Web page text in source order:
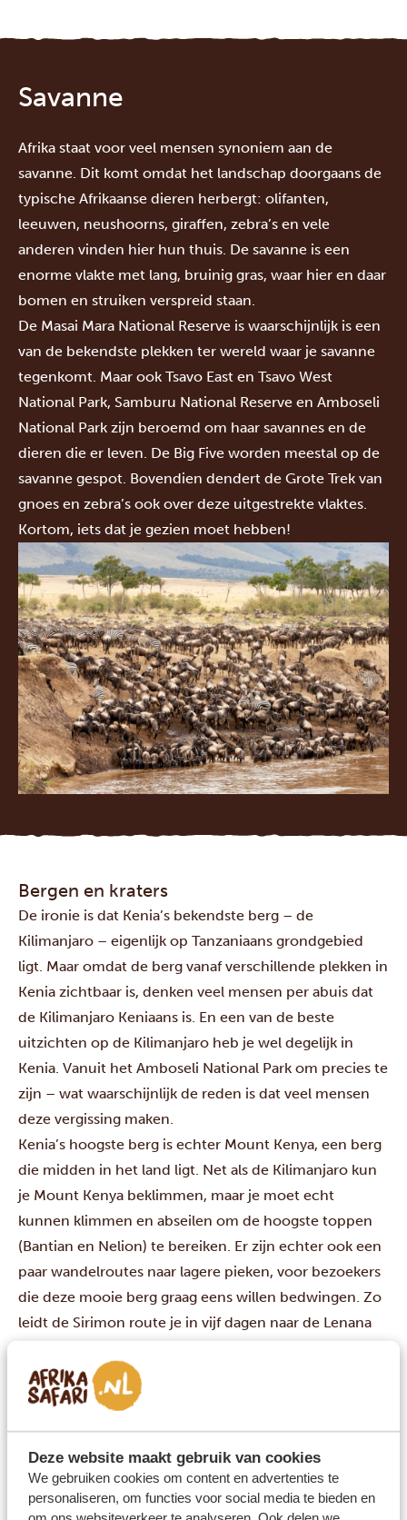
Deze website maakt gebruik van cookies
We gebruiken cookies om content en advertenties te
personaliseren, om functies voor social media te bieden en
Savanne
Afrika staat voor veel mensen synoniem aan de
savanne. Dit komt omdat het landschap doorgaans de
typische Afrikaanse dieren herbergt: olifanten,
leeuwen, neushoorns, giraffen, zebra’s en vele
anderen vinden hier hun thuis. De savanne is een
enorme vlakte met lang, bruinig gras, waar hier en daar
bomen en struiken verspreid staan.
De Masai Mara National Reserve is waarschijnlijk is een
van de bekendste plekken ter wereld waar je savanne
tegenkomt. Maar ook Tsavo East en Tsavo West
National Park, Samburu National Reserve en Amboseli
National Park zijn beroemd om haar savannes en de
dieren die er leven. De Big Five worden meestal op de
savanne gespot. Bovendien dendert de Grote Trek van
gnoes en zebra’s ook over deze uitgestrekte vlaktes.
Kortom, iets dat je gezien moet hebben!
Bergen en kraters
De ironie is dat Kenia’s bekendste berg – de
Kilimanjaro – eigenlijk op Tanzaniaans grondgebied
ligt. Maar omdat de berg vanaf verschillende plekken in
Kenia zichtbaar is, denken veel mensen per abuis dat
de Kilimanjaro Keniaans is. En een van de beste
uitzichten op de Kilimanjaro heb je wel degelijk in
Kenia. Vanuit het Amboseli National Park om precies te
zijn – wat waarschijnlijk de reden is dat veel mensen
deze vergissing maken.
Kenia’s hoogste berg is echter Mount Kenya, een berg
die midden in het land ligt. Net als de Kilimanjaro kun
je Mount Kenya beklimmen, maar je moet echt
kunnen klimmen en abseilen om de hoogste toppen
(Bantian en Nelion) te bereiken. Er zijn echter ook een
paar wandelroutes naar lagere pieken, voor bezoekers
die deze mooie berg graag eens willen bedwingen. Zo
leidt de Sirimon route je in vijf dagen naar de Lenana
Kenia kent meerdere gebergtes, en het Aberdare
gebergte is misschien wel het bekendste. Dit is een
Aberdare National Park tot een prachtige bestemming
maakt. Behalve dat vind je inTaita Hillsen in de Rift
Valley nog wat lagere bergen en prachtige